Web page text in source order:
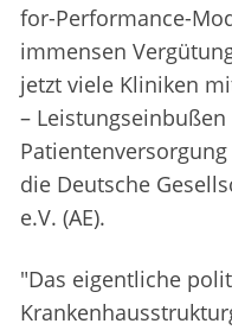
for-Performance-
immensen
jetzt viele Kliniken
–
die Deutsche
e.V. (AE).
"Das eigentliche